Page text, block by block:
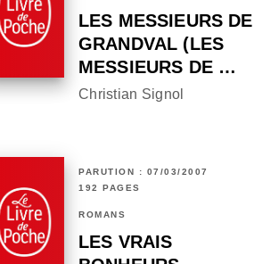
LES MESSIEURS DE
GRANDVAL (LES
MESSIEURS DE …
Christian Signol
PARUTION : 07/03/2007
192 PAGES
ROMANS
LES VRAIS